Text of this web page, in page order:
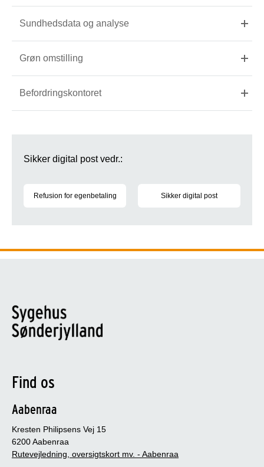
Sundhedsdata ​og analyse
Grøn omstilling
Befordringskontoret
Sikker digital post vedr.:
Refusion for egenbetaling Sikker digital post
Find os
Aabenraa
Kresten Philipsens Vej 15
6200 Aabenraa
Rutevejledning, oversigtskort mv. - Aabenraa